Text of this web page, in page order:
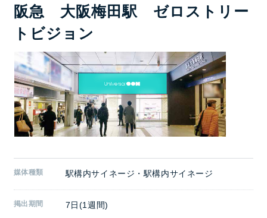
阪急 大阪梅田駅 ゼロストリー
トビジョン
媒体種類 駅構内サイネージ・駅構内サイネージ
掲出期間 7日(1週間)